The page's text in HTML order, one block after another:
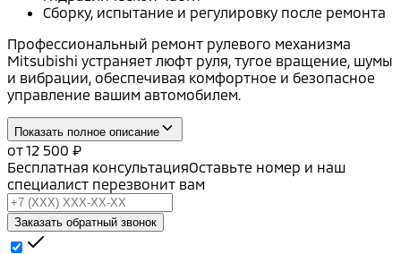
Сборку, испытание и регулировку после ремонта
Профессиональный ремонт рулевого механизма
Mitsubishi устраняет люфт руля, тугое вращение, шумы
и вибрации, обеспечивая комфортное и безопасное
управление вашим автомобилем.
Показать полное описание
от12 500 ₽
Бесплатная консультацияОставьте номер и наш
специалист перезвонит вам
Заказать обратный звонок